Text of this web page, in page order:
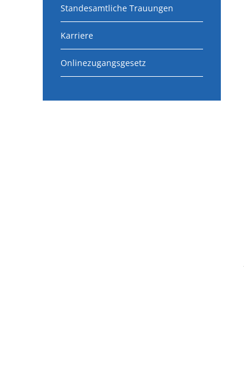
Standesamtliche Trauungen
Karriere
Onlinezugangsgesetz